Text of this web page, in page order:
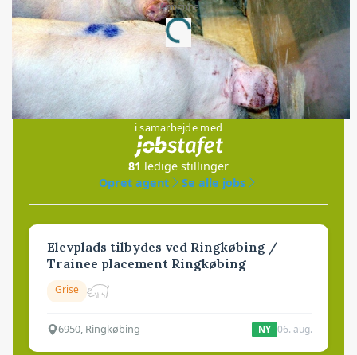
Annonce
Loading...
Jobs
i samarbejde med
81 ledige stillinger
Opret agent
Se alle jobs
Elevplads tilbydes ved Ringkøbing /
Trainee placement Ringkøbing
Grise
6950, Ringkøbing NY 06. aug.